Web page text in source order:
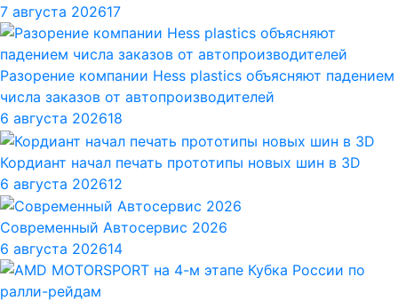
7 августа 202617
Разорение компании Hess plastics объясняют падением
числа заказов от автопроизводителей
6 августа 202618
Кордиант начал печать прототипы новых шин в 3D
6 августа 202612
Современный Автосервис 2026
6 августа 202614